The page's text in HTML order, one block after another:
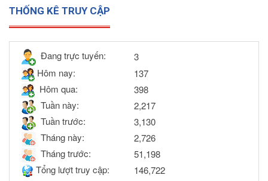
THỐNG KÊ TRUY CẬP
Đang trực tuyến:
3
Hôm nay:
137
Hôm qua:
398
Tuần này:
2,217
Tuần trước:
3,130
Tháng này:
2,726
Tháng trước:
51,198
Tổng lượt truy cập:
146,722